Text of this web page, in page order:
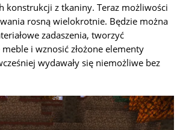
konstrukcji z tkaniny. Teraz możliwości
rosną wielokrotnie. Będzie można
zadaszenia, tworzyć
i wznosić złożone elementy
wydawały się niemożliwe bez